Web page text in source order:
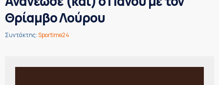
Θρίαμβο Λούρου
Συντάκτης:Sportime24